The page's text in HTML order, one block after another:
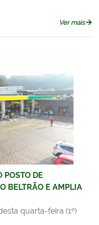
Ver mais
POSTO DE
BELTRÃO E AMPLIA
quarta-feira (1º)